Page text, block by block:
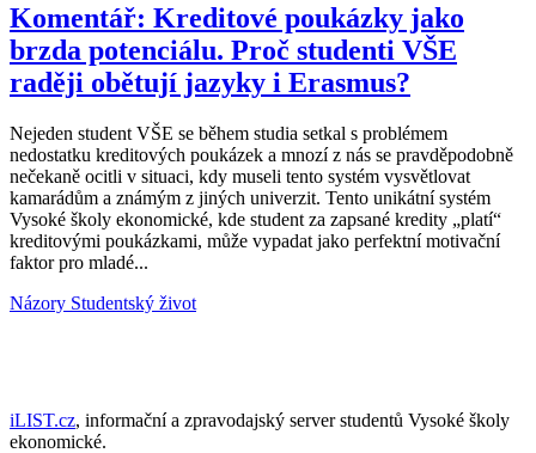
Komentář: Kreditové poukázky jako
brzda potenciálu. Proč studenti VŠE
raději obětují jazyky i Erasmus?
Nejeden student VŠE se během studia setkal s problémem
nedostatku kreditových poukázek a mnozí z nás se pravděpodobně
nečekaně ocitli v situaci, kdy museli tento systém vysvětlovat
kamarádům a známým z jiných univerzit. Tento unikátní systém
Vysoké školy ekonomické, kde student za zapsané kredity „platí“
kreditovými poukázkami, může vypadat jako perfektní motivační
faktor pro mladé...
Názory Studentský život
iLIST.cz, informační a zpravodajský server studentů Vysoké školy
ekonomické.